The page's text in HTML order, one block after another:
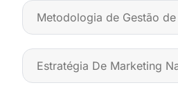
Metodologia de Gestão
Estratégia De Marketing